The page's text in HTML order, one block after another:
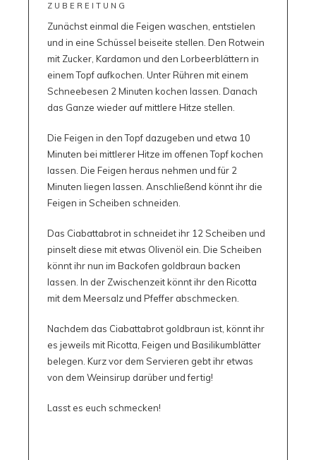
ZUBEREITUNG
Zunächst einmal die Feigen waschen, entstielen
und in eine Schüssel beiseite stellen. Den Rotwein
mit Zucker, Kardamon und den Lorbeerblättern in
einem Topf aufkochen. Unter Rühren mit einem
Schneebesen 2 Minuten kochen lassen. Danach
das Ganze wieder auf mittlere Hitze stellen.
Die Feigen in den Topf dazugeben und etwa 10
Minuten bei mittlerer Hitze im offenen Topf kochen
lassen. Die Feigen heraus nehmen und für 2
Minuten liegen lassen. Anschließend könnt ihr die
Feigen in Scheiben schneiden.
Das Ciabattabrot in schneidet ihr 12 Scheiben und
pinselt diese mit etwas Olivenöl ein. Die Scheiben
könnt ihr nun im Backofen goldbraun backen
lassen. In der Zwischenzeit könnt ihr den Ricotta
mit dem Meersalz und Pfeffer abschmecken.
Nachdem das Ciabattabrot goldbraun ist, könnt ihr
es jeweils mit Ricotta, Feigen und Basilikumblätter
belegen. Kurz vor dem Servieren gebt ihr etwas
von dem Weinsirup darüber und fertig!
Lasst es euch schmecken!